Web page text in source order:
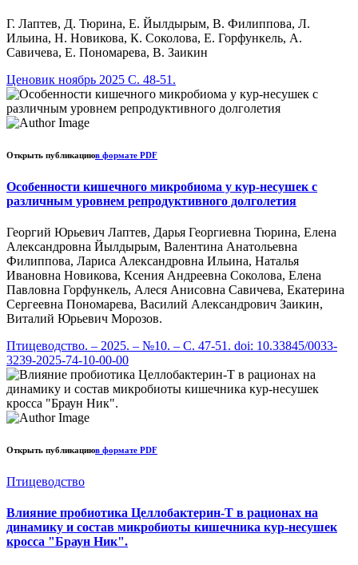
Г. Лаптев, Д. Тюрина, Е. Йылдырым, В. Филиппова, Л.
Ильина, Н. Новикова, К. Соколова, Е. Горфункель, А.
Савичева, Е. Пономарева, В. Заикин
Ценовик ноябрь 2025 C. 48-51.
Открыть публикациюв формате PDF
Особенности кишечного микробиома у кур-несушек с
различным уровнем репродуктивного долголетия
Георгий Юрьевич Лаптев, Дарья Георгиевна Тюрина, Елена
Александровна Йылдырым, Валентина Анатольевна
Филиппова, Лариса Александровна Ильина, Наталья
Ивановна Новикова, Ксения Андреевна Соколова, Елена
Павловна Горфункель, Алеся Анисовна Савичева, Екатерина
Сергеевна Пономарева, Василий Александрович Заикин,
Виталий Юрьевич Морозов.
Птицеводство. – 2025. – №10. – С. 47-51. doi: 10.33845/0033-
3239-2025-74-10-00-00
Открыть публикациюв формате PDF
Птицеводство
Влияние пробиотика Целлобактерин-Т в рационах на
динамику и состав микробиоты кишечника кур-несушек
кросса "Браун Ник".